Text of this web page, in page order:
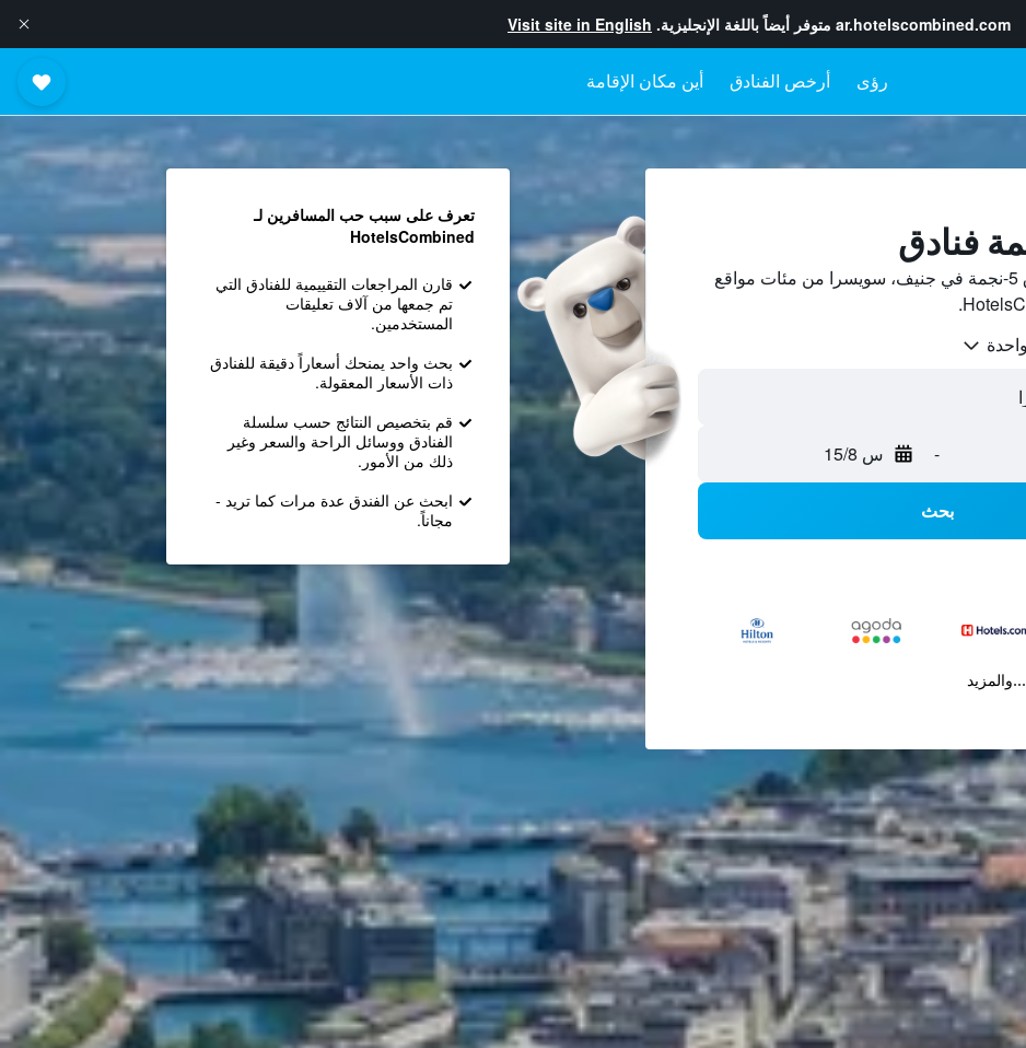
ar.hotelscombined.com متوفر أيضاً باللغة الإنجليزية. Visit site in English
رؤى أرخص الفنادق أين مكان الإقامة
قارن بين أسعار فنادق 5-نجمة في جنيف، سويسرا من مئات مواقع
- س 15/8
بحث
...والمزيد
تعرف على سبب حب المسافرين لـ
HotelsCombined
قارن المراجعات التقييمية للفنادق التي
تم جمعها من آلاف تعليقات
المستخدمين.
بحث واحد يمنحك أسعاراً دقيقة للفنادق
ذات الأسعار المعقولة.
قم بتخصيص النتائج حسب سلسلة
الفنادق ووسائل الراحة والسعر وغير
ذلك من الأمور.
ابحث عن الفندق عدة مرات كما تريد -
مجاناً.